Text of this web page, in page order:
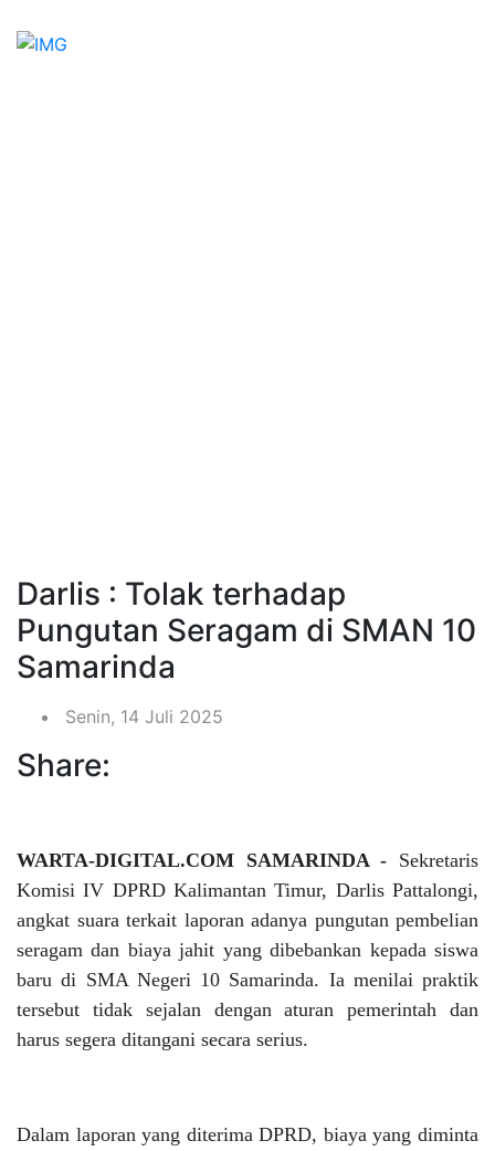
Darlis : Tolak terhadap
Pungutan Seragam di SMAN 10
Samarinda
Senin, 14 Juli 2025
Share:
WARTA-DIGITAL.COM SAMARINDA - Sekretaris
Komisi IV DPRD Kalimantan Timur, Darlis Pattalongi,
angkat suara terkait laporan adanya pungutan pembelian
seragam dan biaya jahit yang dibebankan kepada siswa
baru di SMA Negeri 10 Samarinda. Ia menilai praktik
tersebut tidak sejalan dengan aturan pemerintah dan
harus segera ditangani secara serius.
Dalam laporan yang diterima DPRD, biaya yang diminta